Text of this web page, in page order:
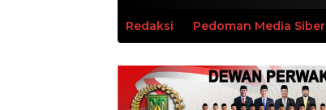
Redaksi Pedoman Media Siber